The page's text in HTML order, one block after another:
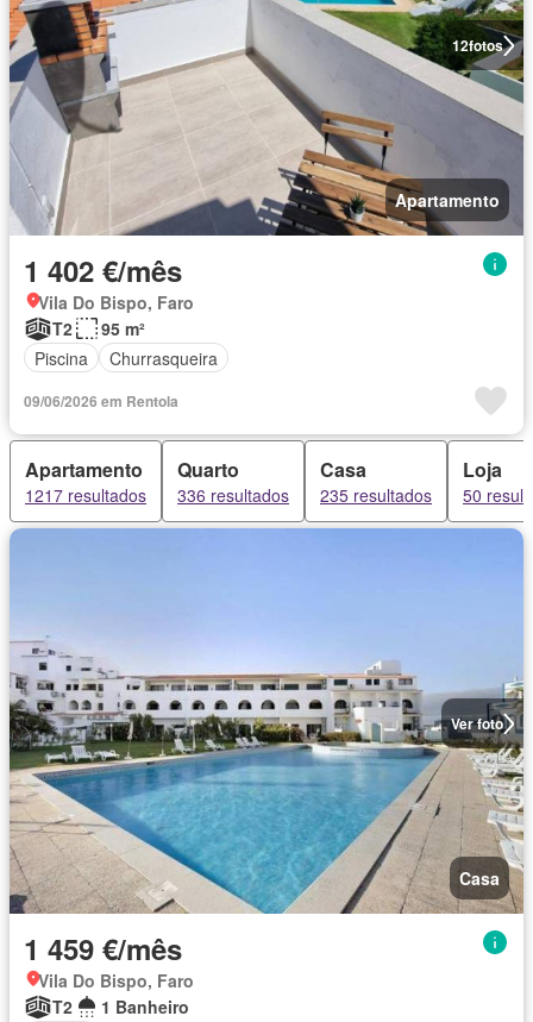
12fotos
Apartamento
1 402 €/mês
Vila Do Bispo, Faro
T2
95 m²
Piscina
Churrasqueira
09/06/2026 em Rentola
Apartamento
1217 resultados
Quarto
336 resultados
Casa
235 resultados
Loja
50
Ver foto
Casa
1 459 €/mês
Vila Do Bispo, Faro
T2
1 Banheiro